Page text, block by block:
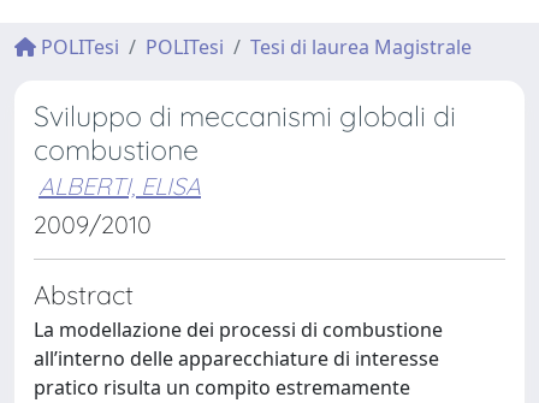
POLITesi POLITesi Tesi di laurea Magistrale
Sviluppo di meccanismi globali di
combustione
ALBERTI, ELISA
2009/2010
Abstract
La modellazione dei processi di combustione
all’interno delle apparecchiature di interesse
pratico risulta un compito estremamente